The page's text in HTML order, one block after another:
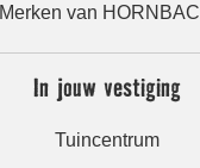
Merken van
In jouw vestiging
Tuincentrum